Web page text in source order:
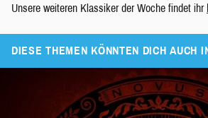
Unsere weiteren Klassiker der Woche findet ihr
DIESE THEMEN KÖNNTEN DICH AUCH